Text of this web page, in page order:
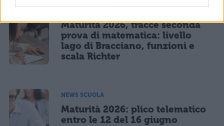
Maturità 2026, tracce seconda
prova di matematica: livello
lago di Bracciano, funzioni e
scala Richter
NEWS SCUOLA
Maturità 2026: plico telematico
entro le 12 del 16 giugno